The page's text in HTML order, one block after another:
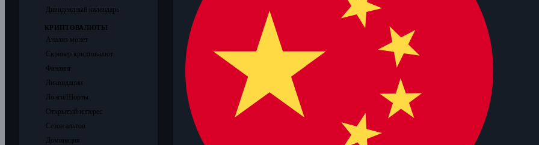
Дивидендный календарь
КРИПТОВАЛЮТЫ
Анализ монет
Скринер криптовалют
Фандинг
Ликвидации
Лонги/Шорты
Открытый интерес
Сезон альтов
Доминация